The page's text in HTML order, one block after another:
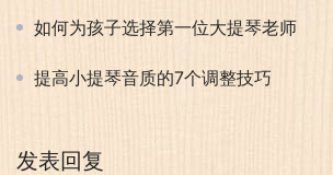
如何为孩子选择第一位大提琴老师
提高小提琴音质的7个调整技巧
发表回复